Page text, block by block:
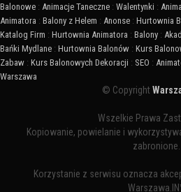
Balonowe : Animacje Taneczne : Walentynki :
Animatora : Balony z Helem : Anonse : Hurtownia
Katalog Firm : Hurtownia Animatora : Balony :
Bańki Mydlane : Hurtownia Balonów : Kurs
Zabaw : Kurs Balonowych Dekoracji : SEO :
Warszawa
© Copyright
Wszelkie Prawa
Kopiowanie, powielanie i
zabronione.
Korzystanie z serwisu oznacza